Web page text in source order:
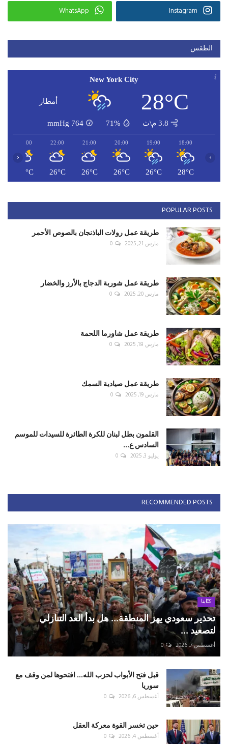
Instagram
WhatsApp
الطقس
New York City
28°C أمطار
3.8 م\ث 71%
764
mmHg
18:00
28°C
19:00
26°C
20:00
26°C
21:00
26°C
22:00
26°C
23:00
26°C
‹ ›
POPULAR POSTS
طريقة عمل رولات الباذنجان بالصوص الأحمر
مارس 21, 2025 0
طريقة عمل شوربة الدجاج بالأرز والخضار
مارس 20, 2025 0
طريقة عمل شاورما اللحمة
مارس 18, 2025 0
طريقة عمل صيادية السمك
مارس 19, 2025 0
القلمون بطل لبنان للكرة الطائرة للسيدات للموسم
السادس ع...
يوليو 3, 2025 0
RECOMMENDED POSTS
كتّابنا
تحذير سعودي يهز المنطقة... هل بدأ العد التنازلي
لتصعيد ...
أغسطس 7, 2026 0
قبل فتح الأبواب لحزب الله... افتحوها لمن وقف مع
سوريا
أغسطس 6, 2026 0
حين تخسر القوة معركة العقل
أغسطس 4, 2026 0